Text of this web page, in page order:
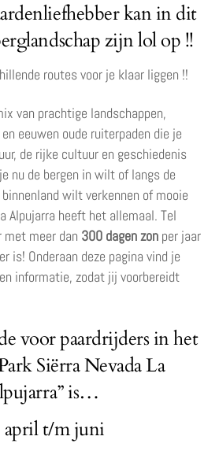
kan in dit
zijn lol op !!
routes voor je klaar liggen !!
van prachtige landschappen,
eeuwen oude ruiterpaden die je
de rijke cultuur en geschiedenis
nu de bergen in wilt of langs de
wilt verkennen of mooie
Alpujarra heeft het allemaal. Tel
meer dan 300 dagen zon per jaar
is! Onderaan deze pagina vind je
informatie, zodat jij voorbereidt
voor paardrijders in het
Siërra Nevada La
is…
t/m juni